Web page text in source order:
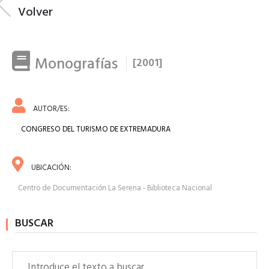
Volver
Monografías [2001]
AUTOR/ES:
CONGRESO DEL TURISMO DE EXTREMADURA
UBICACIÓN:
Centro de Documentación La Serena - Biblioteca Nacional
BUSCAR